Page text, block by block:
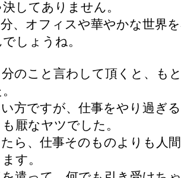
してありません。
、オフィスや華やかな世界
しょうね。
のこと言わして頂くと、も
方ですが、仕事をやり過ぎ
厭なヤツでした。
ら、仕事そのものよりも人
す。